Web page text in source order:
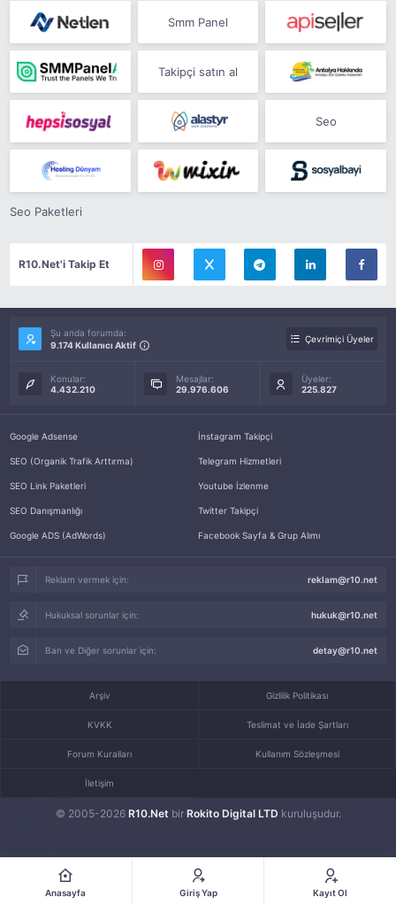
Smm Panel
Takipçi satın al
Seo
Seo Paketleri
R10.Net'i Takip Et
Şu anda forumda:
9.174 Kullanıcı Aktif
Çevrimiçi Üyeler
Konular:
4.432.210
Mesajlar:
29.976.606
Üyeler:
225.827
Google Adsense
SEO (Organik Trafik Arttırma)
SEO Link Paketleri
SEO Danışmanlığı
Google ADS (AdWords)
İnstagram Takipçi
Telegram Hizmetleri
Youtube İzlenme
Twitter Takipçi
Facebook Sayfa & Grup Alımı
Reklam vermek için: reklam@r10.net
Hukuksal sorunlar için: hukuk@r10.net
Ban ve Diğer sorunlar için: detay@r10.net
© 2005-2026 R10.Net bir Rokito Digital LTD kuruluşudur.
Arşiv Gizlilik Politikası
KVKK Teslimat ve İade Şartları
Forum Kuralları Kullanım Sözleşmesi
İletişim
Anasayfa Giriş Yap Kayıt Ol